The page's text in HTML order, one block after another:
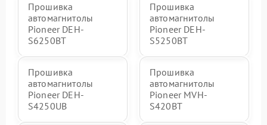
Прошивка
автомагнитолы
Pioneer DEH-
S6250BT
Прошивка
автомагнитолы
Pioneer DEH-
S5250BT
Прошивка
автомагнитолы
Pioneer DEH-
S4250UB
Прошивка
автомагнитолы
Pioneer MVH-
S420BT